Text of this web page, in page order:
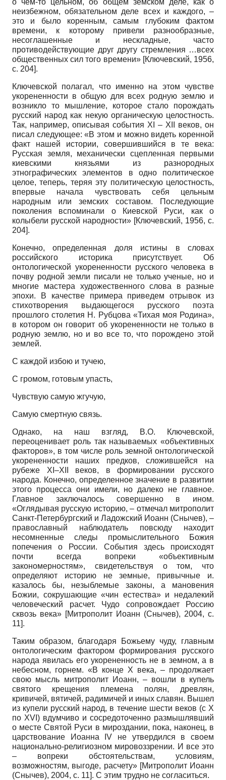
о чем-то цельном, об общем земском деле, как о
неизбежном, обязательном деле всех и каждого, –
это и было коренным, самым глубоким фактом
времени, к которому привели разнообразные,
несоглашенные и нескладные, часто
противодействующие друг другу стремления …всех
общественных сил того времени» [Ключевский, 1956,
с. 204].
Ключевской полагал, что именно на этом чувстве
укорененности в общую для всех родную землю и
возникло то мышление, которое стало порождать
русский народ как некую органическую целостность.
Так, например, описывая события XI – XII веков, он
писал следующее: «В этом и можно видеть коренной
факт нашей истории, совершившийся в те века:
Русская земля, механически сцепленная первыми
киевскими князьями из разнородных
этнографических элементов в одно политическое
целое, теперь, теряя эту политическую целостность,
впервые начала чувствовать себя цельным
народным или земских составом. Последующие
поколения вспоминали о Киевской Руси, как о
колыбели русской народности» [Ключевский, 1956, с.
204].
Конечно, определенная доля истины в словах
российского историка присутствует. Об
онтологической укорененности русского человека в
почву родной земли писали не только ученые, но и
многие мастера художественного слова в разные
эпохи. В качестве примера приведем отрывок из
стихотворения выдающегося русского поэта
прошлого столетия Н. Рубцова «Тихая моя Родина»,
в котором он говорит об укорененности не только в
родную землю, но и во все то, что порождено этой
землей.
С каждой избою и тучею,
С громом, готовым упасть,
Чувствую самую жгучую,
Самую смертную связь.
Однако, на наш взгляд, В.О. Ключевской,
переоценивает роль так называемых «объективных
факторов», в том числе роль земной онтологической
укорененности наших предков, сложившейся на
рубеже XI–XII веков, в формировании русского
народа. Конечно, определенное значение в развитии
этого процесса они имели, но далеко не главное.
Главное заключалось совершенно в ином.
«Оглядывая русскую историю, – отмечал митрополит
Санкт-Петербургский и Ладожский Иоанн (Снычев), –
православный наблюдатель повсюду находит
несомненные следы промыслительного Божия
попечения о России. События здесь происходят
почти всегда вопреки «объективным
закономерностям», свидетельствуя о том, что
определяют историю не земные, привычные и.
казалось бы, незыблемые законы, а мановения
Божии, сокрушающие «чин естества» и недалекий
человеческий расчет. Чудо сопровождает Россию
сквозь века» [Митрополит Иоанн (Снычев), 2004, с.
11].
Таким образом, благодаря Божьему чуду, главным
онтологическим фактором формирования русского
народа явилась его укорененность не в земном, а в
небесном, горнем. «В конце X века, – продолжает
свою мысль митрополит Иоанн, – вошли в купель
святого крещения племена полян, древлян,
кривичей, вятичей, радимичей и иных славян. Вышел
из купели русский народ, в течение шести веков (с X
по XVI) вдумчиво и сосредоточенно размышлявший
о месте Святой Руси в мироздании, пока, наконец, в
царствование Иоанна IV не утвердился в своем
национально-религиозном мировоззрении. И все это
– вопреки обстоятельствам, условиям,
возможностям, выгоде, расчету» [Митрополит Иоанн
(Снычев), 2004, с. 11]. С этим трудно не согласиться.